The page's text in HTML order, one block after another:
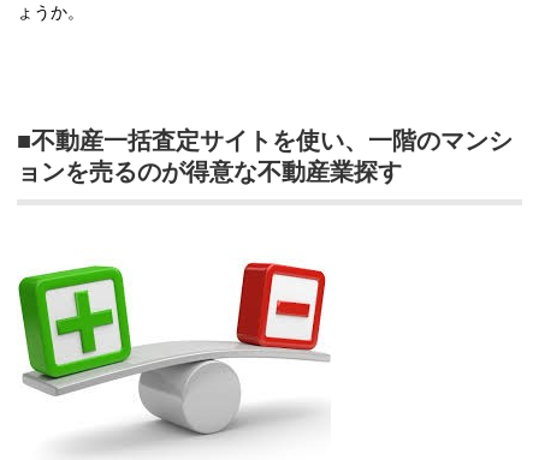
ょうか。
■不動産一括査定サイトを使い、一階のマンシ
ョンを売るのが得意な不動産業探す